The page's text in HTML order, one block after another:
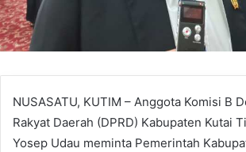
NUSASATU, KUTIM – Anggota Komisi B
Rakyat Daerah (DPRD) Kabupaten Kutai
Yosep Udau meminta Pemerintah